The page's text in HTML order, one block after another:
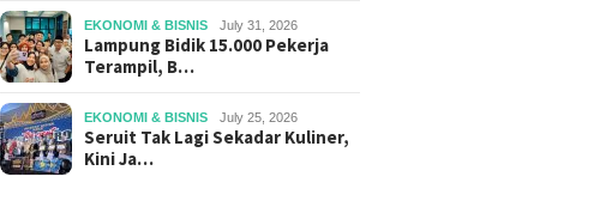
EKONOMI & BISNIS July 31, 2026
Lampung Bidik 15.000 Pekerja
Terampil, B…
EKONOMI & BISNIS July 25, 2026
Seruit Tak Lagi Sekadar Kuliner,
Kini Ja…